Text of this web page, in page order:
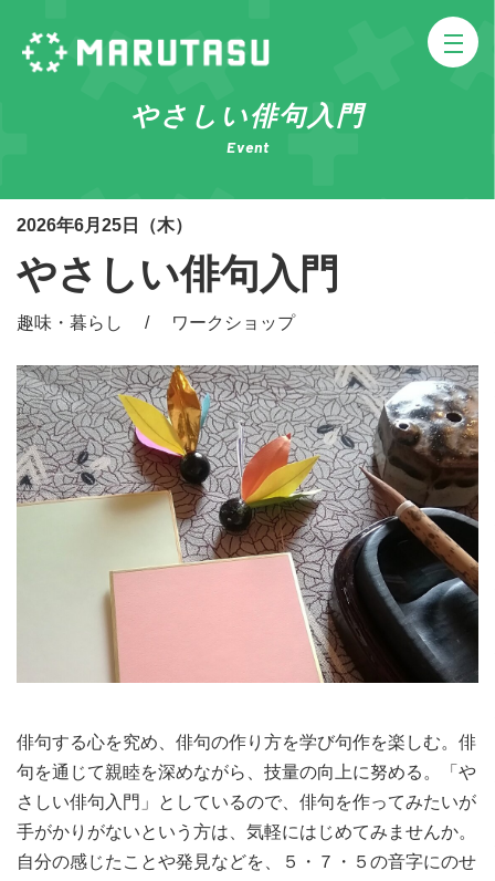
やさしい俳句入門
Event
2026年6月25日（木）
やさしい俳句入門
趣味・暮らし / ワークショップ
俳句する心を究め、俳句の作り方を学び句作を楽しむ。俳
句を通じて親睦を深めながら、技量の向上に努める。「や
さしい俳句入門」としているので、俳句を作ってみたいが
手がかりがないという方は、気軽にはじめてみませんか。
自分の感じたことや発見などを、５・７・５の音字にのせ